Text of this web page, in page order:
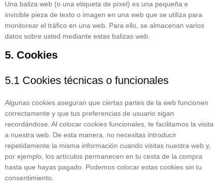
Una baliza web (o una etiqueta de píxel) es una pequeña e
invisible pieza de texto o imagen en una web que se utiliza para
monitorear el tráfico en una web. Para ello, se almacenan varios
datos sobre usted mediante estas balizas web.
5. Cookies
5.1 Cookies técnicas o funcionales
Algunas cookies aseguran que ciertas partes de la web funcionen
correctamente y que tus preferencias de usuario sigan
recordándose. Al colocar cookies funcionales, te facilitamos la visita
a nuestra web. De esta manera, no necesitas introducir
repetidamente la misma información cuando visitas nuestra web y,
por ejemplo, los artículos permanecen en tu cesta de la compra
hasta que hayas pagado. Podemos colocar estas cookies sin tu
consentimiento.